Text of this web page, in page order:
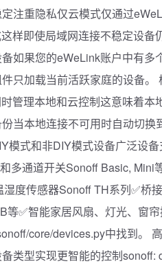
注重隐私仅云模式仅通过
样即使局域网连接不稳定设备
如果您的eWeLink账户中有多
只加载当前活跃家庭的设备。
管理本地和云控制这意味着本
当本地连接不可用时自动切换
模式和非DIY模式设备广泛设
多通道开关Sonoff Basic, Mini
度传感器Sonoff TH系列✅桥
等✅智能家居风扇、灯光、窗
core/devices.py中找到。
类型实现更智能的控制sonoff: